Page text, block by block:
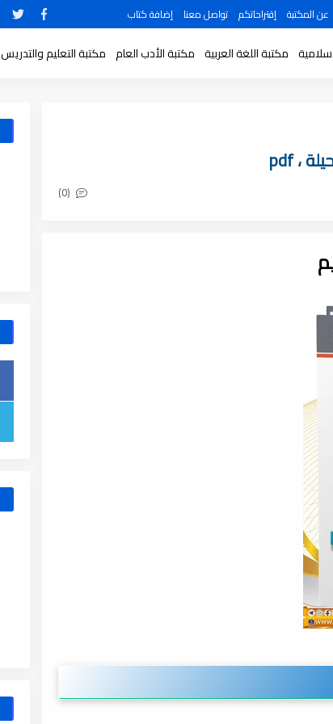
عن المكتبة إقتراحاتكم تواصل معنا إضافة كتاب
مكتبة اللغة العربية مكتبة الأدب العام مكتبة التعليم والتدريس
(0)